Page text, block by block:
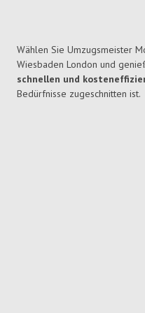
Wählen Sie Umzugsmeister
Wiesbaden London und
schnellen und
Bedürfnisse zugeschnitten ist.